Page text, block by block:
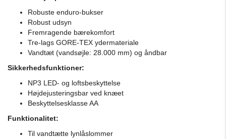
Robuste enduro-bukser
Robust udsyn
Fremragende bærekomfort
Tre-lags GORE-TEX ydermateriale
Vandtæt (vandsøjle: 28.000 mm) og åndbar
Sikkerhedsfunktioner:
NP3 LED- og loftsbeskyttelse
Højdejusteringsbar ved knæet
Beskyttelsesklasse AA
Funktionalitet:
Til vandtætte lynlåslommer